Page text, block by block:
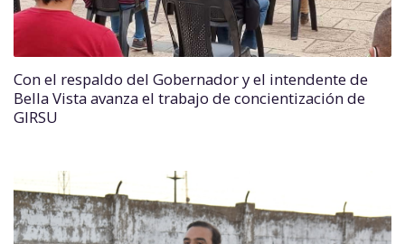
Con el respaldo del Gobernador y el intendente de
Bella Vista avanza el trabajo de concientización de
GIRSU